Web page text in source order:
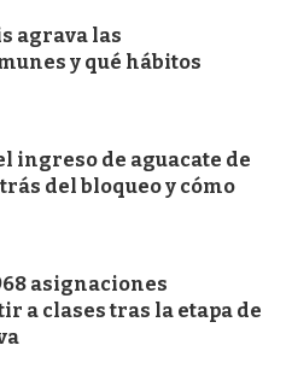
agrava las
y qué hábitos
ingreso de aguacate de
del bloqueo y cómo
asignaciones
a clases tras la etapa de